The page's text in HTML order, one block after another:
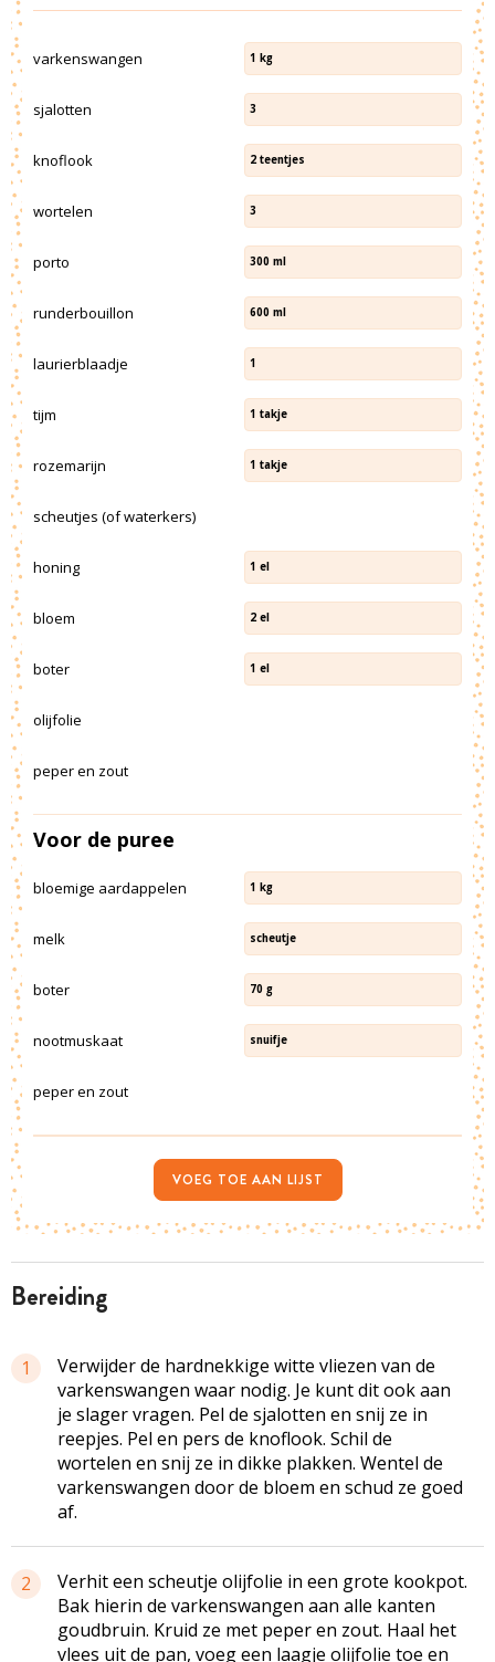
bereiding
1
Verwijder de hardnekkige witte vliezen van de
varkenswangen waar nodig. Je kunt dit ook aan
je slager vragen. Pel de sjalotten en snij ze in
reepjes. Pel en pers de knoflook. Schil de
wortelen en snij ze in dikke plakken. Wentel de
varkenswangen door de bloem en schud ze goed
af.
2
Verhit een scheutje olijfolie in een grote kookpot.
Bak hierin de varkenswangen aan alle kanten
goudbruin. Kruid ze met peper en zout. Haal het
vlees uit de pan, voeg een laagje olijfolie toe en
varkenswangen 1 kg
sjalotten 3
knoflook 2 teentjes
wortelen 3
porto 300 ml
runderbouillon 600 ml
laurierblaadje 1
tijm 1 takje
rozemarijn 1 takje
scheutjes (of waterkers)
honing 1 el
bloem 2 el
boter 1 el
olijfolie
peper en zout
Voor de puree
bloemige aardappelen 1 kg
melk scheutje
boter 70 g
nootmuskaat snuifje
peper en zout
VOEG TOE AAN LIJST